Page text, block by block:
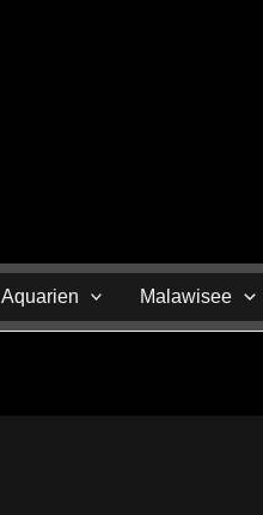
Aquarien Malawisee